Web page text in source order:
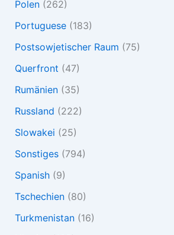
Polen(262)
Portuguese(183)
Postsowjetischer Raum (75)
Querfront (47)
Rumänien(35)
Russland (222)
Slowakei (25)
Sonstiges(794)
Spanish(9)
Tschechien(80)
Turkmenistan(16)